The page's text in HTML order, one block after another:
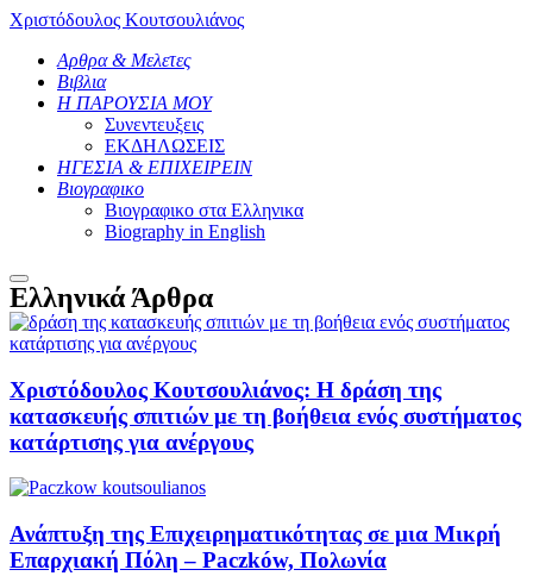
Χριστόδουλος Κουτσουλιάνος
Αρθρα & Μελετες
Βιβλια
Η ΠΑΡΟΥΣΙΑ ΜΟΥ
Συνεντευξεις
ΕΚΔΗΛΩΣΕΙΣ
ΗΓΕΣΙΑ & ΕΠΙΧΕΙΡΕΙΝ
Βιογραφικο
Βιογραφικο στα Ελληνικα
Βiography in English
Main
menu
Ελληνικά Άρθρα
Χριστόδουλος Κουτσουλιάνος: Η δράση της
κατασκευής σπιτιών με τη βοήθεια ενός συστήματος
κατάρτισης για ανέργους
Ανάπτυξη της Επιχειρηματικότητας σε μια Μικρή
Επαρχιακή Πόλη – Paczków, Πολωνία